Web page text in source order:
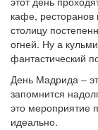
кафе, ресторанов
столицу
огней. Ну а
фантастический
День Мадрида –
запомнится
это мероприятие
идеально.